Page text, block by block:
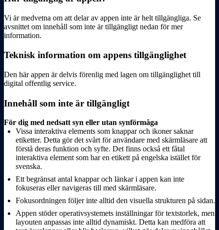
Vi är medvetna om att delar av appen inte är helt tillgängliga. Se
avsnittet om innehåll som inte är tillgängligt nedan för mer
information.
Teknisk information om appens tillgänglighet
Den här appen är delvis förenlig med lagen om tillgänglighet till
digital offentlig service.
Innehåll som inte är tillgängligt
För dig med nedsatt syn eller utan synförmåga
Vissa interaktiva elements som knappar och ikoner saknar
etiketter. Detta gör det svårt för användare med skärmläsare att
förstå deras funktion och syfte. Det finns också ett fåtal
interaktiva element som har en etikett på engelska istället för
svenska.
Ett begränsat antal knappar och länkar i appen kan inte
fokuseras eller navigeras till med skärmläsare.
Fokusordningen följer inte alltid den visuella strukturen på sidan.
Appen stöder operativsystemets inställningar för textstorlek, men
layouten anpassas inte alltid dynamiskt. Detta kan medföra att